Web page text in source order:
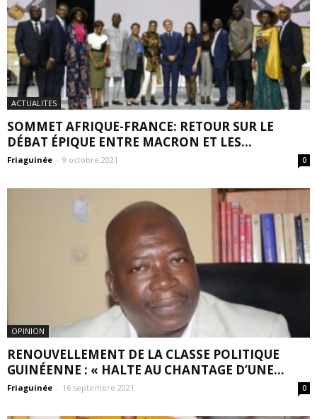
ACTUALITES
SOMMET AFRIQUE-FRANCE: RETOUR SUR LE
DÉBAT ÉPIQUE ENTRE MACRON ET LES...
Friaguinée - 9 octobre 2021 0
OPINION
RENOUVELLEMENT DE LA CLASSE POLITIQUE
GUINÉENNE : « HALTE AU CHANTAGE D’UNE...
Friaguinée - 16 septembre 2021 0